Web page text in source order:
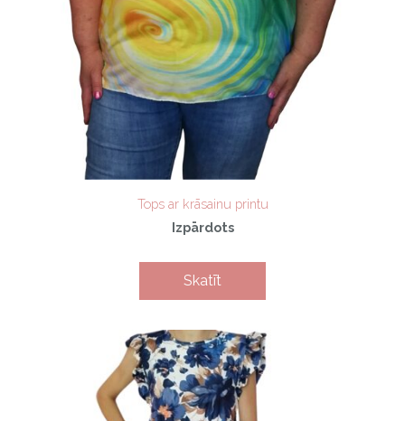
Tops ar krāsainu printu
Izpārdots
Skatīt